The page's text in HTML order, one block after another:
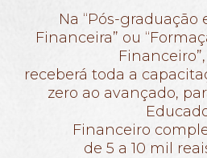
Na “Pós-graduação
Financeira” ou
receberá toda a
zero ao avançado,
Financeiro
de 5 a 10 mil